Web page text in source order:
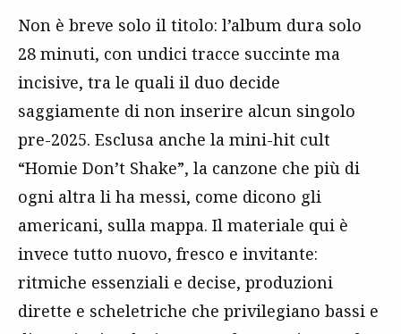
Non è breve solo il titolo: l’album dura solo
28 minuti, con undici tracce succinte ma
incisive, tra le quali il duo decide
saggiamente di non inserire alcun singolo
pre-2025. Esclusa anche la mini-hit cult
“Homie Don’t Shake”, la canzone che più di
ogni altra li ha messi, come dicono gli
americani, sulla mappa. Il materiale qui è
invece tutto nuovo, fresco e invitante:
ritmiche essenziali e decise, produzioni
dirette e scheletriche che privilegiano bassi e